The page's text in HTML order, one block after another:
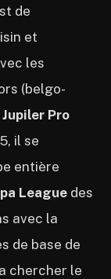
de
et
les
(belgo-
Jupiler Pro
il se
entière
League des
avec la
de base de
chercher le